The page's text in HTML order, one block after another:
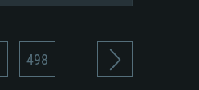
498